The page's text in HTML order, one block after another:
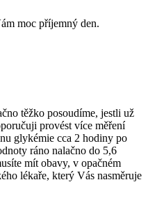
moc příjemný den.
těžko posoudíme, jestli už
provést více měření
glykémie cca 2 hodiny po
ráno nalačno do 5,6
mít obavy, v opačném
lékaře, který Vás nasměruje